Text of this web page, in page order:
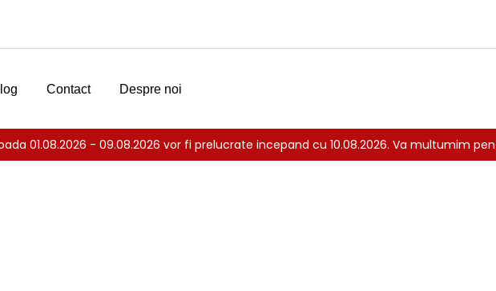
Contact Despre noi
01.08.2026 - 09.08.2026 vor fi prelucrate incepand cu 10.08.2026. Va multumim